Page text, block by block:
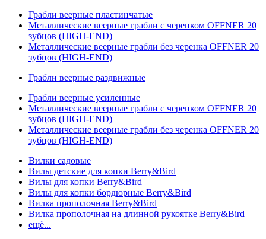
Грабли веерные пластинчатые
Металлические веерные грабли с черенком OFFNER 20
зубцов (HIGH-END)
Металлические веерные грабли без черенка OFFNER 20
зубцов (HIGH-END)
Грабли веерные раздвижные
Грабли веерные усиленные
Металлические веерные грабли с черенком OFFNER 20
зубцов (HIGH-END)
Металлические веерные грабли без черенка OFFNER 20
зубцов (HIGH-END)
Вилки садовые
Вилы детские для копки Berry&Bird
Вилы для копки Berry&Bird
Вилы для копки бордюрные Berry&Bird
Вилка прополочная Berry&Bird
Вилка прополочная на длинной рукоятке Berry&Bird
ещё...